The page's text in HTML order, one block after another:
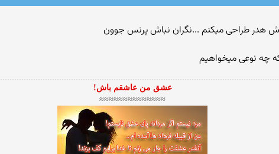
چه نوعی میخواهیم
عشق من عاشقم باش!
≈≈≈≈≈≈≈≈≈≈≈≈≈≈